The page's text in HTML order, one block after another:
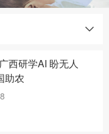
西研学AI 盼无人
助农